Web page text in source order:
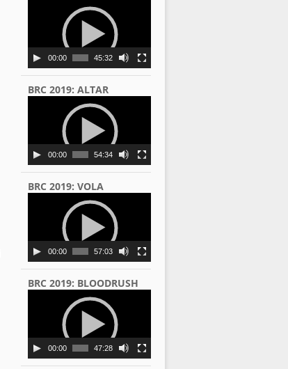
00:00 45:32
BRC 2019: ALTAR
00:00 54:34
BRC 2019: VOLA
00:00 57:03
BRC 2019: BLOODRUSH
00:00 47:28